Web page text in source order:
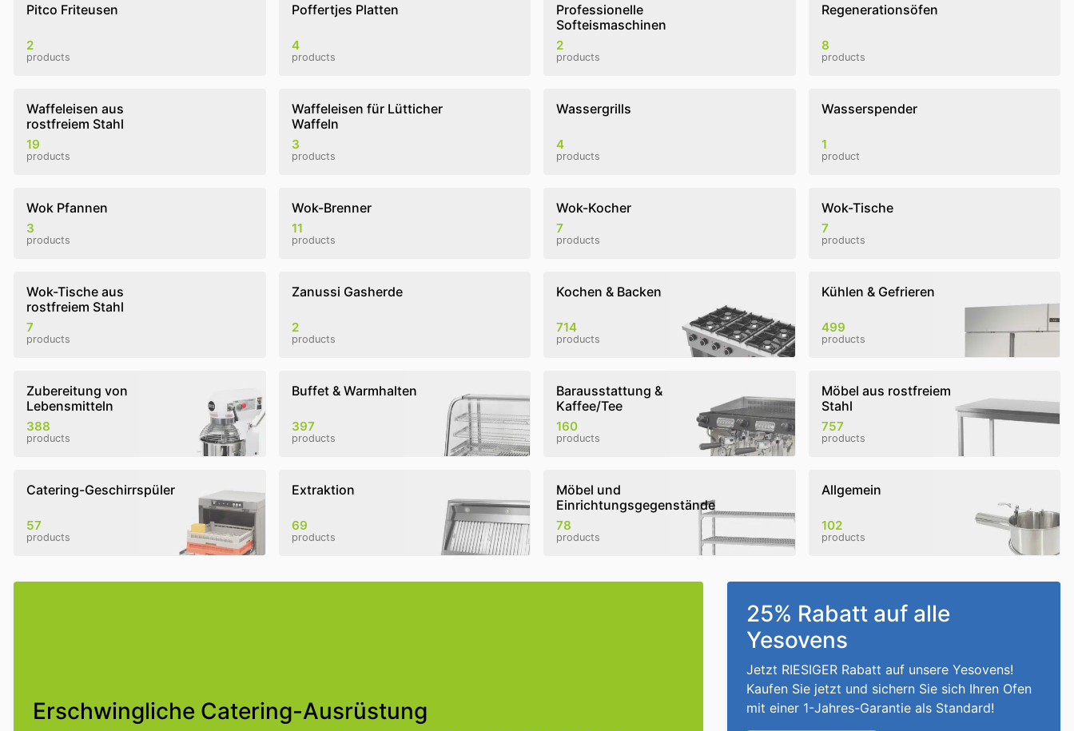
Pitco Friteusen
2
products
Poffertjes Platten
4
products
Professionelle
Softeismaschinen
2
products
Regenerationsöfen
8
products
Waffeleisen aus
rostfreiem Stahl
19
products
Waffeleisen für Lütticher
Waffeln
3
products
Wassergrills
4
products
Wasserspender
1
product
Wok Pfannen
3
products
Wok-Brenner
11
products
Wok-Kocher
7
products
Wok-Tische
7
products
Wok-Tische aus
rostfreiem Stahl
7
products
Zanussi Gasherde
2
products
Kochen & Backen
714
products
Kühlen & Gefrieren
499
products
Zubereitung von
Lebensmitteln
388
products
Buffet & Warmhalten
397
products
Barausstattung &
Kaffee/Tee
160
products
Möbel aus rostfreiem
Stahl
757
products
Catering-Geschirrspüler
57
products
Extraktion
69
products
Möbel und
Einrichtungsgegenstände
78
products
Allgemein
102
products
Erschwingliche Catering-Ausrüstung
25% Rabatt auf alle
Yesovens
Jetzt RIESIGER Rabatt auf unsere Yesovens!
Kaufen Sie jetzt und sichern Sie sich Ihren Ofen
mit einer 1-Jahres-Garantie als Standard!